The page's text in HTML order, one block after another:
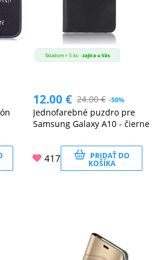
Skladom > 5 ks -zajtra u Vás
12.00€ 24.00€ -50%
Jednofarebné puzdro pre
Samsung Galaxy A10 - čierne
417 PRIDAŤ DO
KOŠÍKA